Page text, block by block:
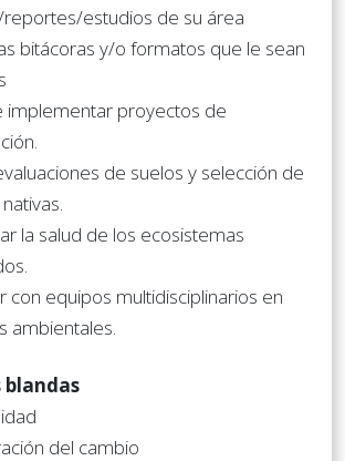
estudios de su área
bitácoras y/o formatos que le sean
implementar proyectos de
de suelos y selección de
la salud de los ecosistemas
con equipos multidisciplinarios en
ambientales.
blandas
del cambio